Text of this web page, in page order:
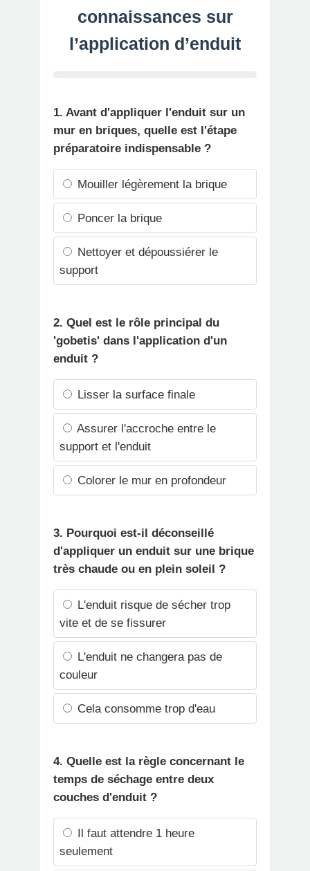
connaissances sur
l’application d’enduit
1. Avant d'appliquer l'enduit sur un
mur en briques, quelle est l'étape
préparatoire indispensable ?
Mouiller légèrement la brique
Poncer la brique
Nettoyer et dépoussiérer le
support
2. Quel est le rôle principal du
'gobetis' dans l'application d'un
enduit ?
Lisser la surface finale
Assurer l'accroche entre le
support et l'enduit
Colorer le mur en profondeur
3. Pourquoi est-il déconseillé
d'appliquer un enduit sur une brique
très chaude ou en plein soleil ?
L'enduit risque de sécher trop
vite et de se fissurer
L'enduit ne changera pas de
couleur
Cela consomme trop d'eau
4. Quelle est la règle concernant le
temps de séchage entre deux
couches d'enduit ?
Il faut attendre 1 heure
seulement